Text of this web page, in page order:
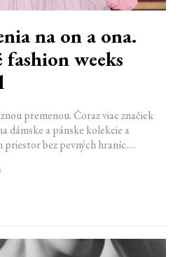
na on a ona.
weeks
premenou. Čoraz viac značiek
dámske a pánske kolekcie a
priestor bez pevných hraníc.
týždne módy môžu čoskoro